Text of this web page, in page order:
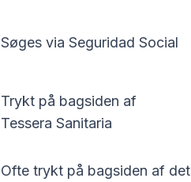
Søges via Seguridad Social
Trykt på bagsiden af
Tessera Sanitaria
Ofte trykt på bagsiden af det